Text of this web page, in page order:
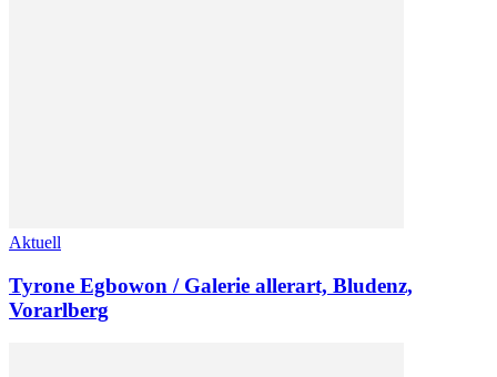
Aktuell
Tyrone Egbowon / Galerie allerart, Bludenz,
Vorarlberg